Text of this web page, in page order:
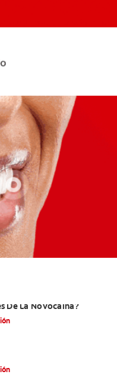
De La Novocaína?